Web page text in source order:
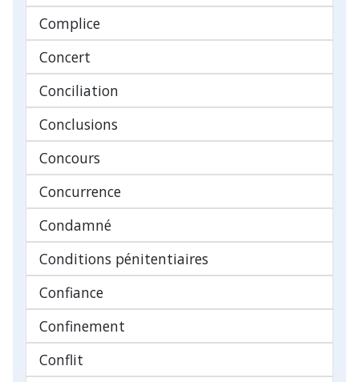
Complice
Concert
Conciliation
Conclusions
Concours
Concurrence
Condamné
Conditions pénitentiaires
Confiance
Confinement
Conflit